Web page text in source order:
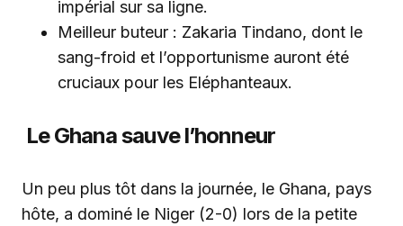
impérial sur sa ligne.
Meilleur buteur : Zakaria Tindano, dont le
sang-froid et l’opportunisme auront été
cruciaux pour les Eléphanteaux.
Le Ghana sauve l’honneur
Un peu plus tôt dans la journée, le Ghana, pays
hôte, a dominé le Niger (2-0) lors de la petite